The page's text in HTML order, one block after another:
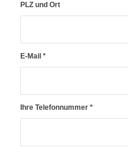
PLZ und Ort
E-Mail *
Ihre Telefonnummer *